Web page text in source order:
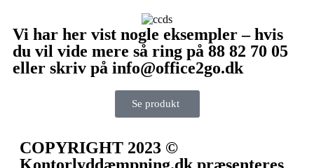
Vi har her vist nogle eksempler – hvis
du vil vide mere så ring på 88 82 70 05
eller skriv på info@office2go.dk
Se produkt
COPYRIGHT 2023 ©